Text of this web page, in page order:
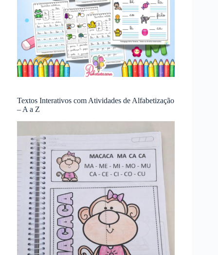
Textos Interativos com Atividades de Alfabetização
– A a Z